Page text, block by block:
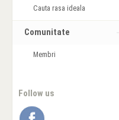
Cauta rasa ideala
Comunitate
Membri
Follow us